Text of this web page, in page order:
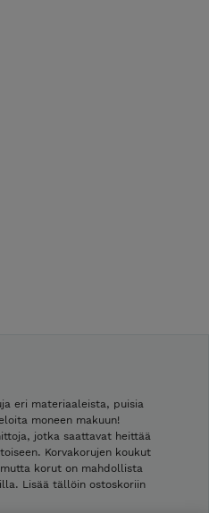
eri materiaaleista, puisia
moneen makuun!
jotka saattavat heittää
Korvakorujen koukut
korut on mahdollista
Lisää tällöin ostoskoriin